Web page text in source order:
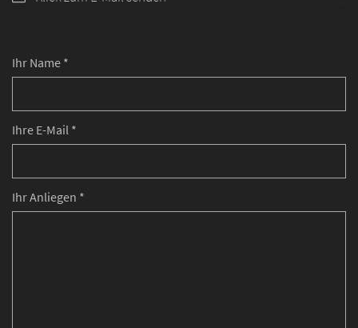
Ihr Name *
Ihre E-Mail *
Ihr Anliegen *